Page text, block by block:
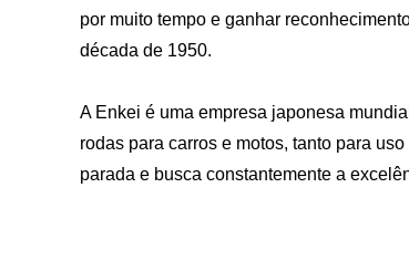
por muito tempo e ganhar
década de 1950.
A Enkei é uma empresa japonesa
rodas para carros e motos, tanto para
parada e busca constantemente a